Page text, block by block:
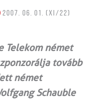
2007. 06. 01. (XI/22)
Telekom német
tovább
német
Schauble